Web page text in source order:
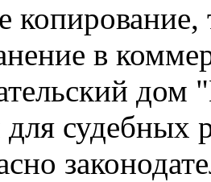
в
дом
судебных